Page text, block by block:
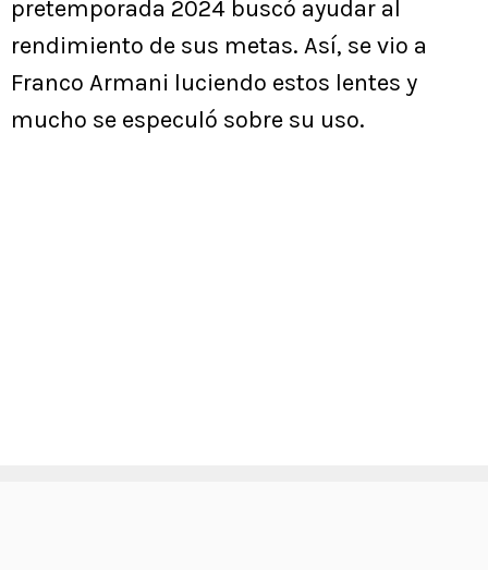
pretemporada 2024 buscó ayudar al
rendimiento de sus metas. Así, se vio a
Franco Armani luciendo estos lentes y
mucho se especuló sobre su uso.